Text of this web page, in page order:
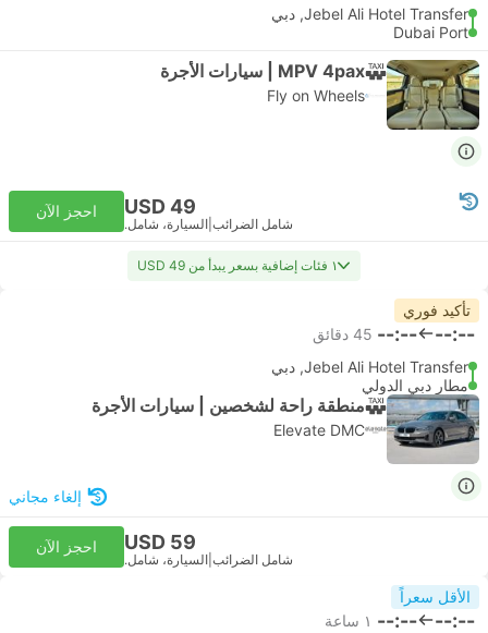
Jebel Ali Hotel Transfer, دبي
Dubai Port
MPV 4pax | سيارات الأجرة
Fly on Wheels
USD 49
شامل الضرائب السيارة، شامل.
احجز الآن
١ فئات إضافية بسعر يبدأ من USD 49
تأكيد فوري
--:--
--:-- ‫45 دقائق
Jebel Ali Hotel Transfer, دبي
مطار دبي الدولي
منطقة راحة لشخصين | سيارات الأجرة
Elevate DMC
إلغاء مجاني
USD 59
شامل الضرائب السيارة، شامل.
احجز الآن
الأقل سعراً
--:--
--:-- ١ ساعة